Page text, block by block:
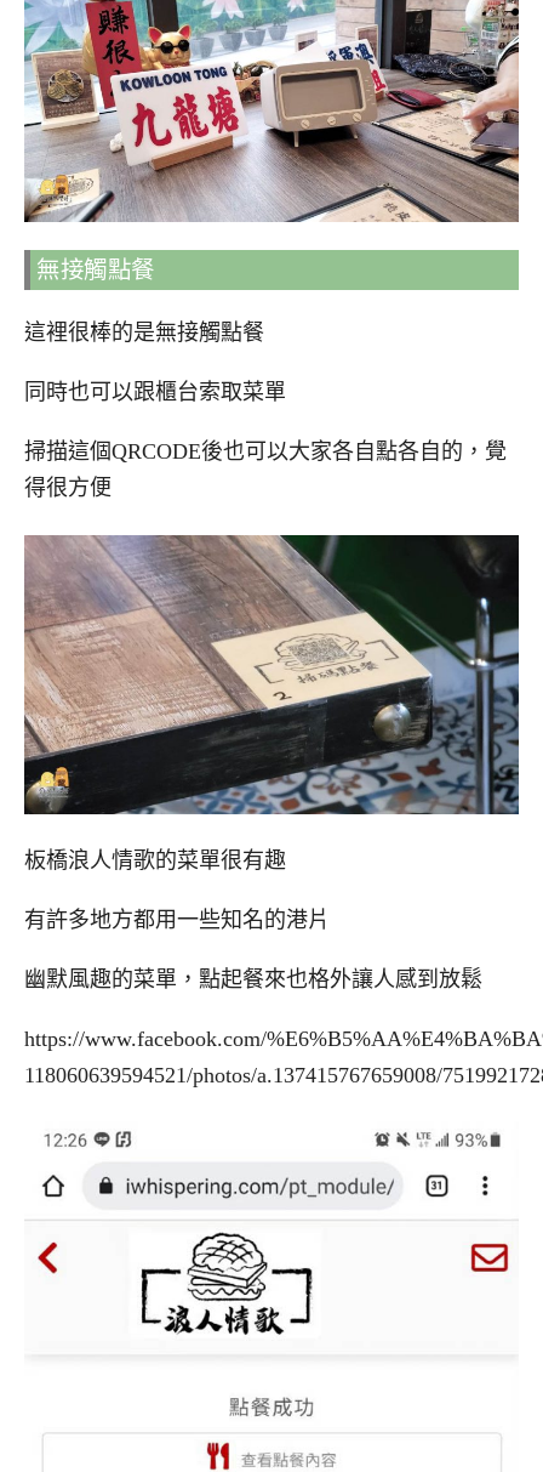
無接觸點餐
這裡很棒的是無接觸點餐
同時也可以跟櫃台索取菜單
掃描這個QRCODE後也可以大家各自點各自的，覺
得很方便
板橋浪人情歌的菜單很有趣
有許多地方都用一些知名的港片
幽默風趣的菜單，點起餐來也格外讓人感到放鬆
https://www.facebook.com/
118060639594521/photos/a.137415767659008/